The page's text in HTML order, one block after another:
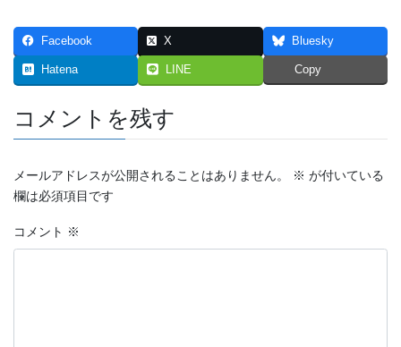
Facebook X Bluesky
Hatena LINE Copy
コメントを残す
メールアドレスが公開されることはありません。 ※ が付いている
欄は必須項目です
コメント ※